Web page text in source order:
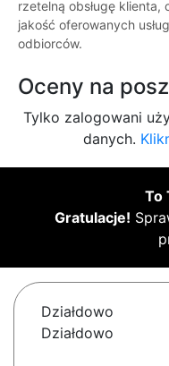
rzetelną obsługę klienta,
jakość oferowanych
odbiorców.
Oceny na
Tylko zalogowani
danych.
To
Gratulacje!
Działdowo
Działdowo